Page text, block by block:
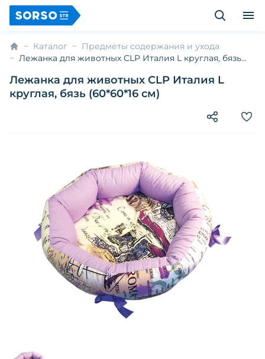
Каталог
Предметы содержания и ухода
Лежанка для животных CLP Италия L круглая, бязь
Лежанка для животных CLP Италия L
круглая, бязь (60*60*16 см)